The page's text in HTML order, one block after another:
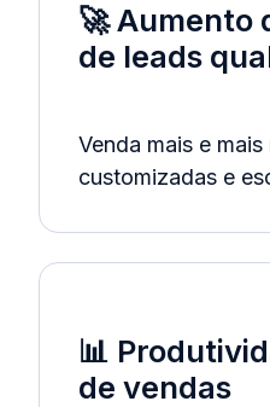
🚀 Aumento
de leads
Venda mais e
customizadas e
📊
de vendas